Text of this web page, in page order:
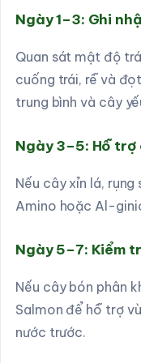
Ngày 1–3: Ghi
Quan sát mật độ
cuống trái, rễ và
trung bình và cây
Ngày 3–5: Hỗ trợ
Nếu cây xỉn lá, rụng
Amino hoặc Al-
Ngày 5–7: Kiểm
Nếu cây bón phân
Salmon để hỗ trợ
nước trước.